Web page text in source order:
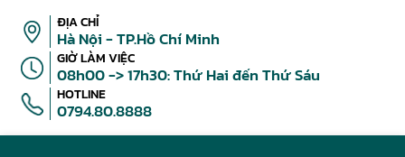
ĐỊA CHỈ
Hà Nội - TP.Hồ Chí Minh
GIỜ LÀM VIỆC
08h00 -> 17h30: Thứ Hai đến Thứ Sáu
HOTLINE
0794.80.8888